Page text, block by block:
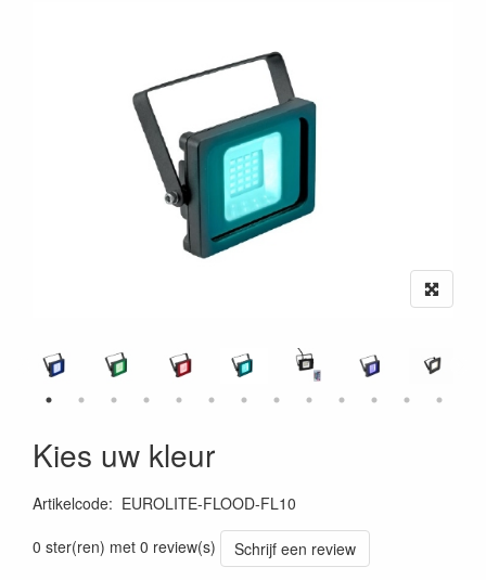
Kies uw kleur
Artikelcode: EUROLITE-FLOOD-FL10
0 ster(ren) met 0 review(s)
Schrijf een review